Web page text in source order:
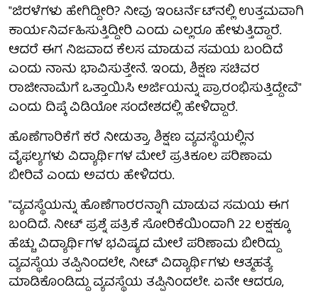
"ಜಿರಳೆಗಳು ಹೇಗಿದ್ದೀರಿ? ನೀವು ಇಂಟರ್ನೆಟ್‌ನಲ್ಲಿ ಉತ್ತಮವಾಗಿ
ಕಾರ್ಯನಿರ್ವಹಿಸುತ್ತಿದ್ದೀರಿ ಎಂದು ಎಲ್ಲರೂ ಹೇಳುತ್ತಿದ್ದಾರೆ.
ಆದರೆ ಈಗ ನಿಜವಾದ ಕೆಲಸ ಮಾಡುವ ಸಮಯ ಬಂದಿದೆ
ಎಂದು ನಾನು ಭಾವಿಸುತ್ತೇನೆ. ಇಂದು, ಶಿಕ್ಷಣ ಸಚಿವರ
ರಾಜೀನಾಮೆಗೆ ಒತ್ತಾಯಿಸಿ ಅರ್ಜಿಯನ್ನು ಪ್ರಾರಂಭಿಸುತ್ತಿದ್ದೇವೆ"
ಎಂದು ದಿಪ್ಕೆ ವಿಡಿಯೋ ಸಂದೇಶದಲ್ಲಿ ಹೇಳಿದ್ದಾರೆ.
ಹೊಣೆಗಾರಿಕೆಗೆ ಕರೆ ನೀಡುತ್ತಾ, ಶಿಕ್ಷಣ ವ್ಯವಸ್ಥೆಯಲ್ಲಿನ
ವೈಫಲ್ಯಗಳು ವಿದ್ಯಾರ್ಥಿಗಳ ಮೇಲೆ ಪ್ರತಿಕೂಲ ಪರಿಣಾಮ
ಬೀರಿವೆ ಎಂದು ಅವರು ಹೇಳಿದರು.
"ವ್ಯವಸ್ಥೆಯನ್ನು ಹೊಣೆಗಾರರನ್ನಾಗಿ ಮಾಡುವ ಸಮಯ ಈಗ
ಬಂದಿದೆ. ನೀಟ್ ಪ್ರಶ್ನೆ ಪತ್ರಿಕೆ ಸೋರಿಕೆಯಿಂದಾಗಿ 22 ಲಕ್ಷಕ್ಕೂ
ಹೆಚ್ಚು ವಿದ್ಯಾರ್ಥಿಗಳ ಭವಿಷ್ಯದ ಮೇಲೆ ಪರಿಣಾಮ ಬೀರಿದ್ದು
ವ್ಯವಸ್ಥೆಯ ತಪ್ಪಿನಿಂದಲೇ, ನೀಟ್ ವಿದ್ಯಾರ್ಥಿಗಳು ಆತ್ಮಹತ್ಯೆ
ಮಾಡಿಕೊಂಡಿದ್ದು ವ್ಯವಸ್ಥೆಯ ತಪ್ಪಿನಿಂದಲೇ. ಏನೇ ಆದರೂ,